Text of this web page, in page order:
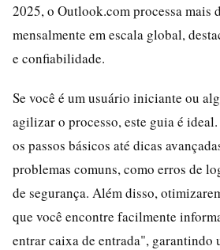
2025, o Outlook.com processa mais
mensalmente em escala global,
e confiabilidade.
Se você é um usuário iniciante ou
agilizar o processo, este guia é
os passos básicos até dicas
problemas comuns, como erros de
de segurança. Além disso,
que você encontre facilmente
entrar caixa de entrada", garantindo